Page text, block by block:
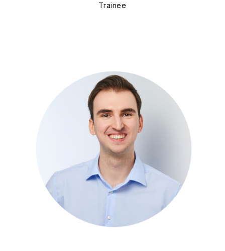
Trainee